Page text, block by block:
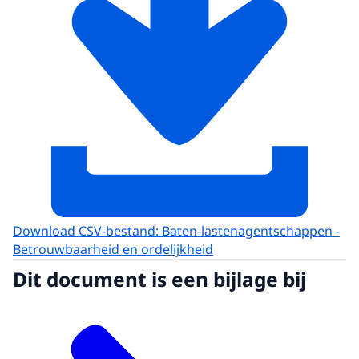
Download CSV-bestand: Baten-lastenagentschappen -
Betrouwbaarheid en ordelijkheid
Dit document is een bijlage bij